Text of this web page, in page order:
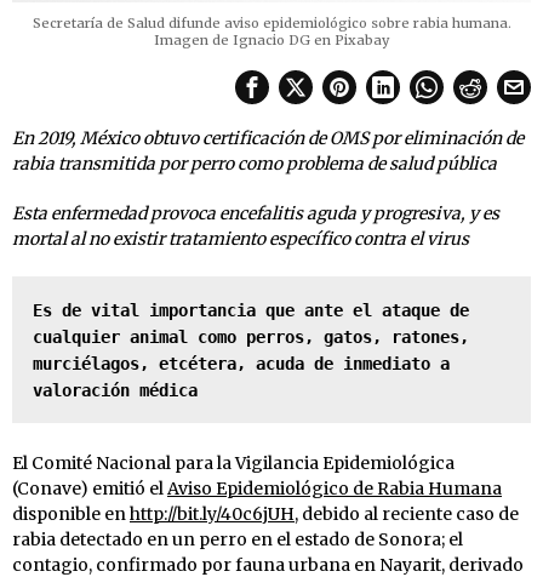
Secretaría de Salud difunde aviso epidemiológico sobre rabia humana.
Imagen de Ignacio DG en Pixabay
En 2019, México obtuvo certificación de OMS por eliminación de
rabia transmitida por perro como problema de salud pública
Esta enfermedad provoca encefalitis aguda y progresiva, y es
mortal al no existir tratamiento específico contra el virus
Es de vital importancia que ante el ataque de
cualquier animal como perros, gatos, ratones,
murciélagos, etcétera, acuda de inmediato a
valoración médica
El Comité Nacional para la Vigilancia Epidemiológica
(Conave) emitió elAviso Epidemiológico de Rabia Humana
disponible enhttp://bit.ly/40c6jUH, debido al reciente caso de
rabia detectado en un perro en el estado de Sonora; el
contagio, confirmado por fauna urbana en Nayarit, derivado